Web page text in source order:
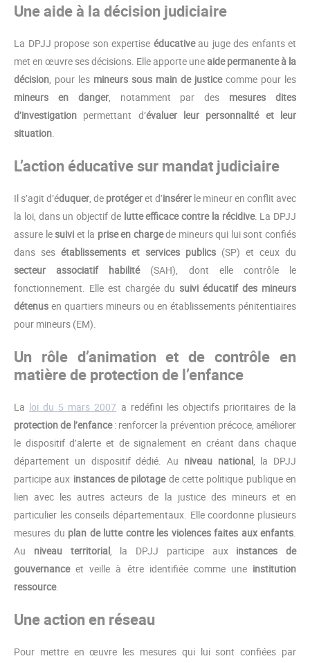
Une aide à la décision judiciaire
La DPJJ propose son expertise éducativeau juge des enfants et
met en œuvre ses décisions. Elle apporte uneaide permanente à la
décision, pour les mineurs sous main de justicecomme pour les
mineurs en danger, notamment par des mesures dites
d’investigation permettant d’évaluer leur personnalité et leur
situation.
L’action éducative sur mandat judiciaire
Il s’agit d’éduquer, de protégeret d’insérer le mineur en conflit avec
la loi, dans un objectif de lutte efficace contre la récidive. La DPJJ
assure le suivi et la prise en chargede mineurs qui lui sont confiés
dans ses établissements et services publics (SP) et ceux du
secteur associatif habilité (SAH), dont elle contrôle le
fonctionnement. Elle est chargée du suivi éducatif des mineurs
détenus en quartiers mineurs ou en établissements pénitentiaires
pour mineurs (EM).
Un rôle d’animation et de contrôle en
matière de protection de l’enfance
La loi du 5 mars 2007 a redéfini les objectifs prioritaires de la
protection de l’enfance: renforcer la prévention précoce, améliorer
le dispositif d’alerte et de signalement en créant dans chaque
département un dispositif dédié. Au niveau national, la DPJJ
participe aux instances de pilotagede cette politique publique en
lien avec les autres acteurs de la justice des mineurs et en
particulier les conseils départementaux. Elle coordonne plusieurs
mesures du plan de lutte contre les violences faites aux enfants.
Au niveau territorial, la DPJJ participe aux instances de
gouvernanceet veille à être identifiée comme une institution
ressource.
Une action en réseau
Pour mettre en œuvre les mesures qui lui sont confiées par